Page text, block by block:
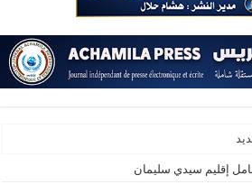
بجامعة
إقليم سيدي سليمان